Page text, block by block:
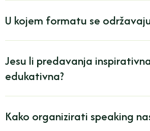
U kojem formatu se
Jesu li predavanja
edukativna?
Kako organizirati speaking